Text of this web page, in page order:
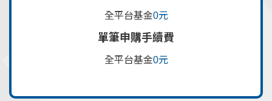
全平台基金0元
單筆申購手續費
全平台基金0元